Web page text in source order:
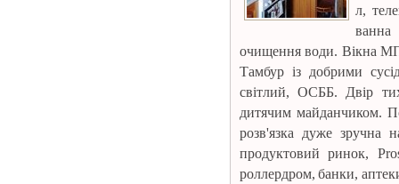
л,
ванна
очищення води. Вікна
Тамбур із добрими
світлий, ОСББ. Двір
дитячим майданчиком.
розв'язка дуже зручна
продуктовий ринок,
роллердром, банки,